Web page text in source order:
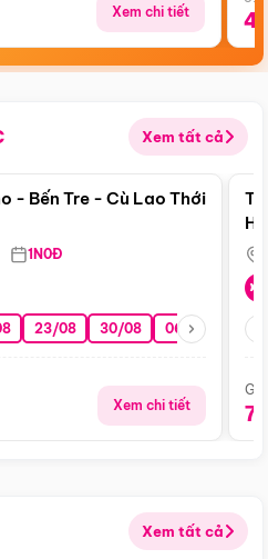
Xem chi tiết
Xem tất cả
Điểm nổi bật
- Bến Tre - Cù Lao Thới
1N0Đ
23/08 30/08 06/09 13/09
Xem chi tiết
Xem tất cả
Điểm nổi bật